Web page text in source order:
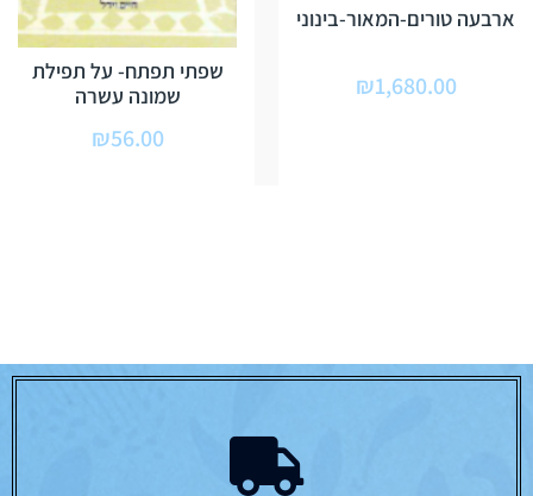
ארבעה טורים-המאור-בינוני
₪1,680.00
שפתי תפתח- על תפילת
שמונה עשרה
₪56.00